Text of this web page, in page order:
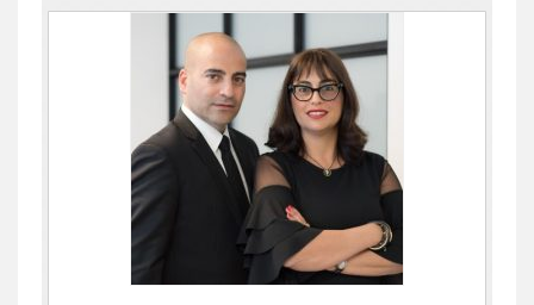
עדי כרמלי – חברת עו"ד
פלילי כלכלי עורכי דין לענייני אסירים
0525060666